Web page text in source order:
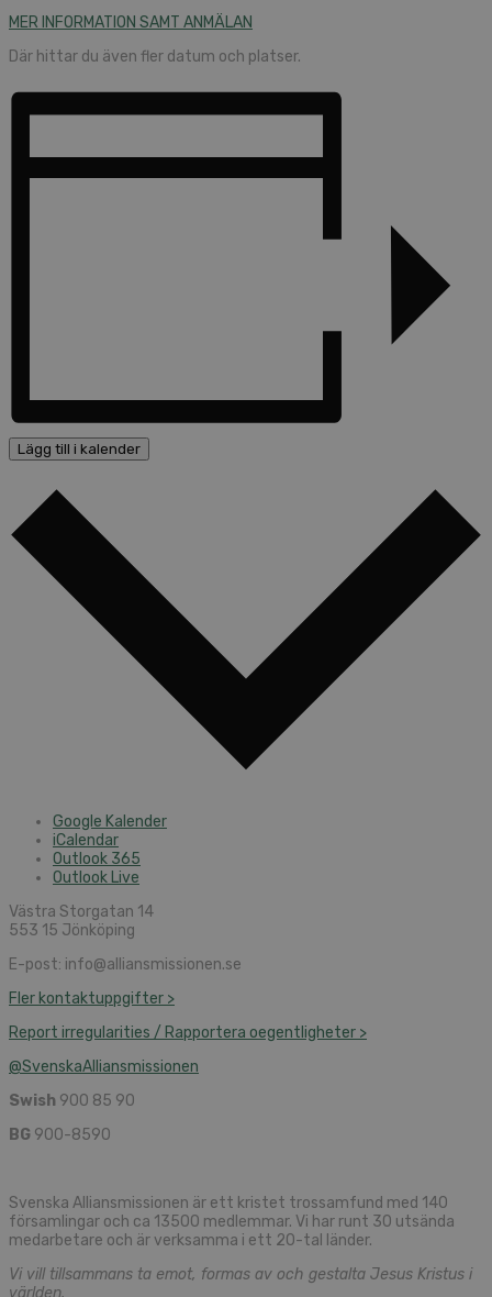
MER INFORMATION SAMT ANMÄLAN
Där hittar du även fler datum och platser.
Lägg till i kalender
Google Kalender
iCalendar
Outlook 365
Outlook Live
Västra Storgatan 14
553 15 Jönköping
E-post: info@alliansmissionen.se
Fler kontaktuppgifter >
Report irregularities / Rapportera oegentligheter >
@SvenskaAlliansmissionen
Swish 900 85 90
BG 900-8590
Svenska Alliansmissionen är ett kristet trossamfund med 140
församlingar och ca 13500 medlemmar. Vi har runt 30 utsända
medarbetare och är verksamma i ett 20-tal länder.
Vi vill tillsammans ta emot, formas av och gestalta Jesus Kristus i
världen.